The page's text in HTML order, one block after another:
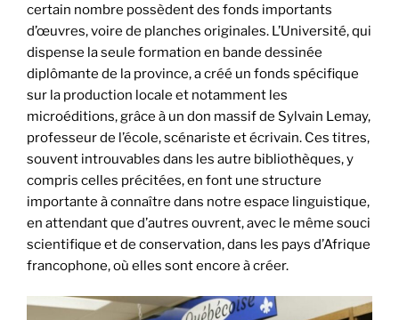
certain nombre possèdent des fonds importants
d’œuvres, voire de planches originales. L’Université, qui
dispense la seule formation en bande dessinée
diplômante de la province, a créé un fonds spécifique
sur la production locale et notamment les
microéditions, grâce à un don massif de Sylvain Lemay,
professeur de l’école, scénariste et écrivain. Ces titres,
souvent introuvables dans les autre bibliothèques, y
compris celles précitées, en font une structure
importante à connaître dans notre espace linguistique,
en attendant que d’autres ouvrent, avec le même souci
scientifique et de conservation, dans les pays d’Afrique
francophone, où elles sont encore à créer.